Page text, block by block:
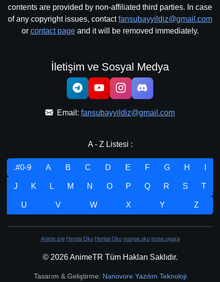
contents are provided by non-affiliated third parties. In case
of any copyright issues, contactfansubayyildiz@gmail.com
or contact pageand it will be removed immediately.
İletişim ve Sosyal Medya
Email: fansubayyildiz@gmail.com
A - Z Listesi :
.#0-9 A B C D E F G H
J K L M N O P Q R S T
U V W X Y Z
Anime izle Hentai Oku Hentai Oku manga oku terea sigara
© 2026 AnimeTR Tüm Hakları Saklıdır.
Tasarım & Geliştirme: Nanovore Yazılım Teknoloji